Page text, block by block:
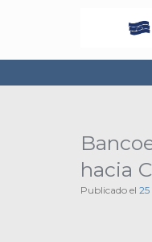
hacia
Publicado el